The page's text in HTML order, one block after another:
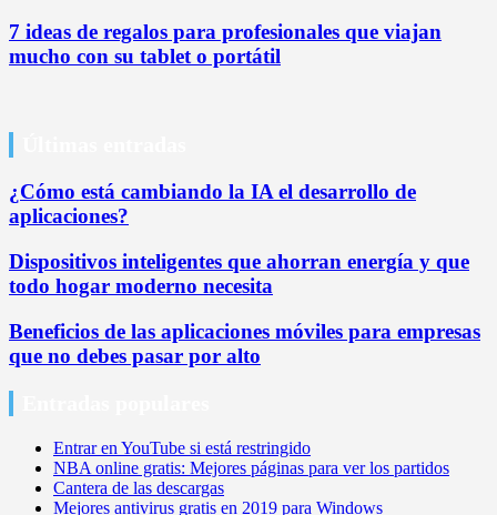
7 ideas de regalos para profesionales que viajan
mucho con su tablet o portátil
¿Cómo está cambiando la IA el desarrollo de
aplicaciones?
Dispositivos inteligentes que ahorran energía y que
todo hogar moderno necesita
Beneficios de las aplicaciones móviles para empresas
que no debes pasar por alto
Entrar en YouTube si está restringido
NBA online gratis: Mejores páginas para ver los partidos
Cantera de las descargas
Mejores antivirus gratis en 2019 para Windows